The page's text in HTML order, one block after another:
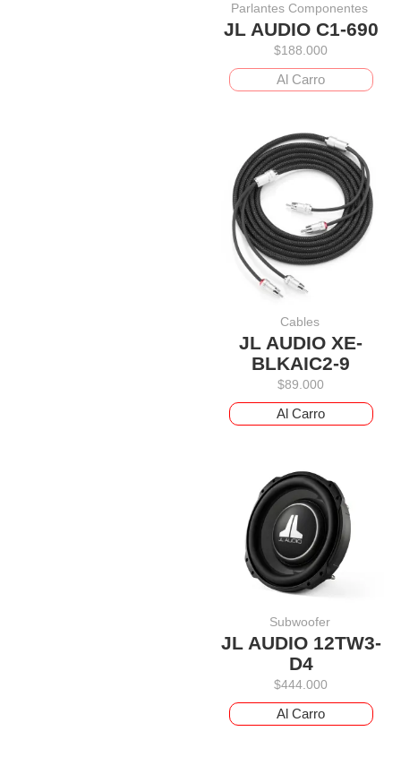
Parlantes Componentes
JL AUDIO C1-690
$188.000
Al Carro
Cables
JL AUDIO XE-
BLKAIC2-9
$89.000
Al Carro
Subwoofer
JL AUDIO 12TW3-
D4
$444.000
Al Carro